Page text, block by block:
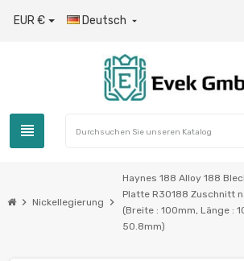
EUR € Deutsch 
view_headline
chevron_right Nickellegierung chevron_right
Haynes 188 Alloy 188
Platte R30188 Zuschnitt
(Breite : 100mm, Länge :
50.8mm)